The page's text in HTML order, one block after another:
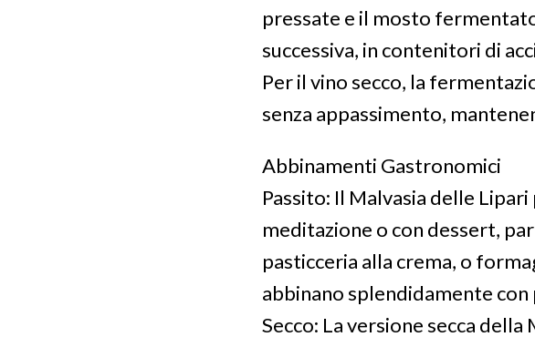
pressate e il mosto
successiva, in contenitori di
Per il vino secco, la
senza appassimento,
Abbinamenti Gastronomici
Passito: Il Malvasia delle
meditazione o con dessert,
pasticceria alla crema, o
abbinano splendidamente
Secco: La versione secca